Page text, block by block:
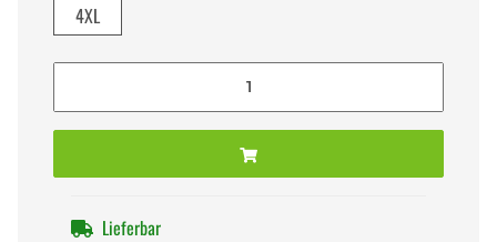
4XL
Lieferbar